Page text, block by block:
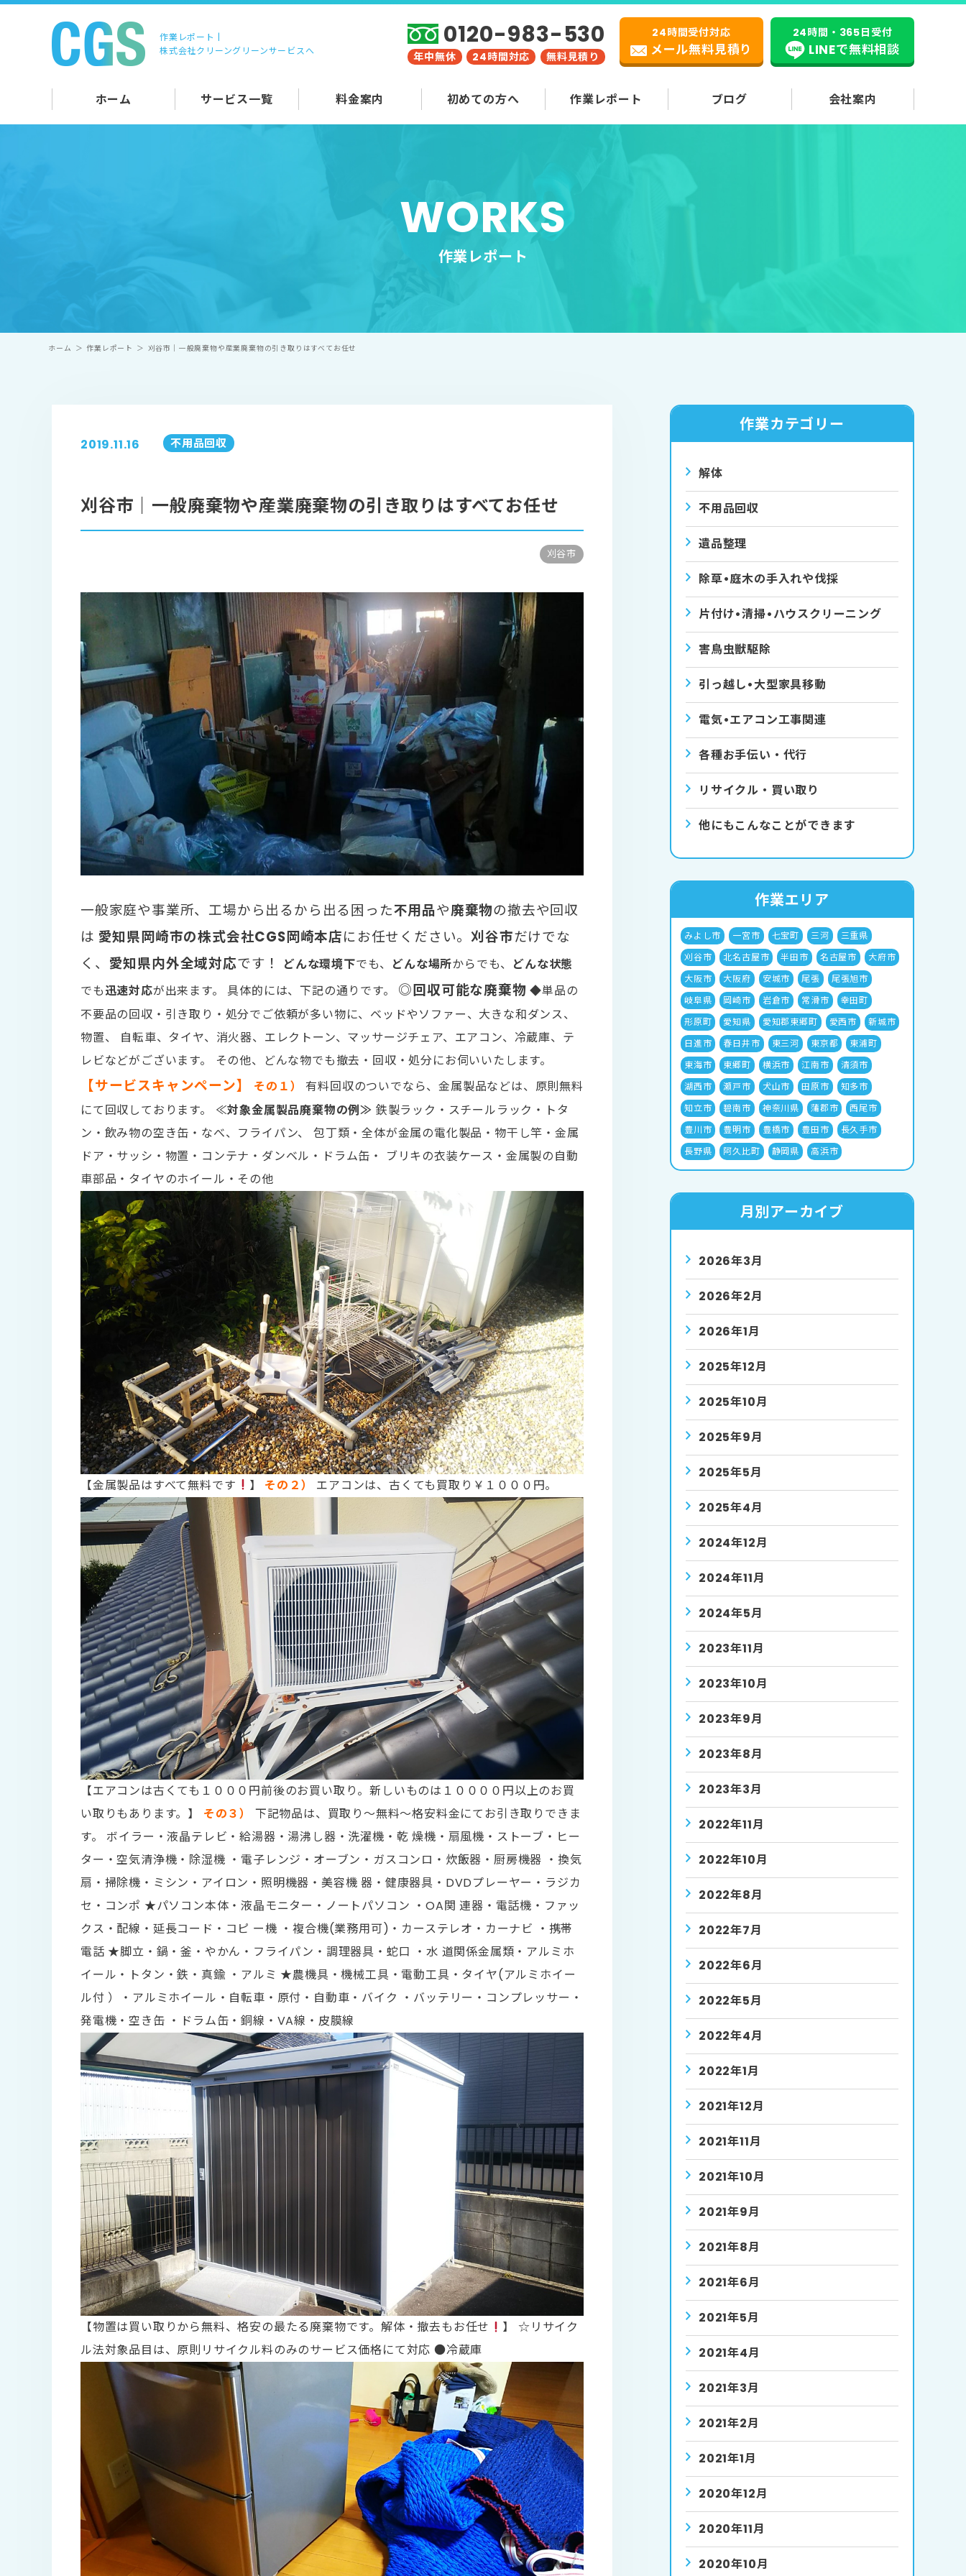
作業レポート |
株式会社クリーングリーンサービスへ
24時間・365日受付
LINEで無料相談
24時間受付対応
メール無料見積り
0120-983-530
年中無休 24時間対応 無料見積り
ホーム サービス一覧 料金案内 初めての方へ 作業レポート ブログ 会社案内
WORKS
作業レポート
ホーム ＞ 作業レポート ＞ 刈谷市｜一般廃棄物や産業廃棄物の引き取りはすべてお任せ
2019.11.16 不用品回収
刈谷市｜一般廃棄物や産業廃棄物の引き取りはすべてお任せ
刈谷市
一般家庭や事業所、工場から出るから出る困った不用品や廃棄物の撤去や回収
は 愛知県岡崎市の株式会社CGS岡崎本店にお任せください。刈谷市だけでな
く、 愛知県内外全域対応です！ どんな環境下でも、 どんな場所からでも、 どんな状態
でも迅速対応が出来ます。 具体的には、下記の通りです。 ◎回収可能な廃棄物 ◆単品の
不要品の回収・引き取り・処分でご依頼が多い物に、ベッドやソファー、大きな和ダンス、
物置、 自転車、タイヤ、消火器、エレクトーン、マッサージチェア、エアコン、冷蔵庫、テ
レビなどがございます。 その他、どんな物でも撤去・回収・処分にお伺いいたします。
【サービスキャンペーン】 その１）
有料回収のついでなら、金属製品などは、原則無料
にて回収しております。 ≪対象金属製品廃棄物の例≫ 鉄製ラック・スチールラック・トタ
ン・飲み物の空き缶・なべ、フライパン、 包丁類・全体が金属の電化製品・物干し竿・金属
ドア・サッシ・物置・コンテナ・ダンベル・ドラム缶・ ブリキの衣装ケース・金属製の自動
車部品・タイヤのホイール・その他
【金属製品はすべて無料です 】 その２） エアコンは、古くても買取り￥１０００円。
【エアコンは古くても１０００円前後のお買い取り。新しいものは１００００円以上のお買
い取りもあります。】 その３）
下記物品は、買取り～無料～格安料金にてお引き取りできま
す。 ボイラー・液晶テレビ・給湯器・湯沸し器・洗濯機・乾 燥機・扇風機・ストーブ・ヒー
ター・空気清浄機・除湿機 ・電子レンジ・オーブン・ガスコンロ・炊飯器・厨房機器 ・換気
扇・掃除機・ミシン・アイロン・照明機器・美容機 器・健康器具・DVDプレーヤー・ラジカ
セ・コンポ ★パソコン本体・液晶モニター・ノートパソコン ・OA関 連器・電話機・ファッ
クス・配線・延長コード・コピ ー機 ・複合機(業務用可)・カーステレオ・カーナビ ・携帯
電話 ★脚立・鍋・釜・やかん・フライパン・調理器具・蛇口 ・水 道関係金属類・アルミホ
イール・トタン・鉄・真鍮 ・アルミ ★農機具・機械工具・電動工具・タイヤ(アルミホイー
ル付 ）・アルミホイール・自転車・原付・自動車・バイク ・バッテリー・コンプレッサー・
発電機・空き缶 ・ドラム缶・銅線・VA線・皮膜線
【物置は買い取りから無料、格安の最たる廃棄物です。解体・撤去もお任せ
】 ☆リサイク
ル法対象品目は、原則リサイクル料のみのサービス価格にて対応 ●冷蔵庫
作業カテゴリー
解体
不用品回収
遺品整理
除草•庭⽊の⼿⼊れや伐採
⽚付け•清掃•ハウスクリーニング
害⿃⾍獣駆除
引っ越し•⼤型家具移動
電気•エアコン⼯事関連
各種お手伝い・代行
リサイクル・買い取り
他にもこんなことができます
作業エリア
みよし市 一宮市 七宝町 三河
三重県
刈谷市
北名古屋市 半田市 名古屋市
大府市
大阪市
大阪府 安城市 尾張
尾張旭市
岐阜県
岡崎市 岩倉市 常滑市
幸田町
形原町
愛知県 愛知郡東郷町 愛西市
新城市
日進市
春日井市 東三河 東京都
東浦町
東海市
東郷町 横浜市 江南市
清須市
湖西市
瀬戸市 犬山市 田原市
知多市
知立市
碧南市 神奈川県 蒲郡市
西尾市
豊川市
豊明市 豊橋市 豊田市
長久手市
長野県
阿久比町 静岡県 高浜市
月別アーカイブ
2026年3月
2026年2月
2026年1月
2025年12月
2025年10月
2025年9月
2025年5月
2025年4月
2024年12月
2024年11月
2024年5月
2023年11月
2023年10月
2023年9月
2023年8月
2023年3月
2022年11月
2022年10月
2022年8月
2022年7月
2022年6月
2022年5月
2022年4月
2022年1月
2021年12月
2021年11月
2021年10月
2021年9月
2021年8月
2021年6月
2021年5月
2021年4月
2021年3月
2021年2月
2021年1月
2020年12月
2020年11月
2020年10月